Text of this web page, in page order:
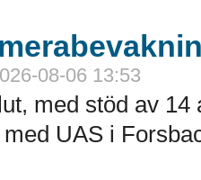
08-06 13:53
med stöd av
UAS i